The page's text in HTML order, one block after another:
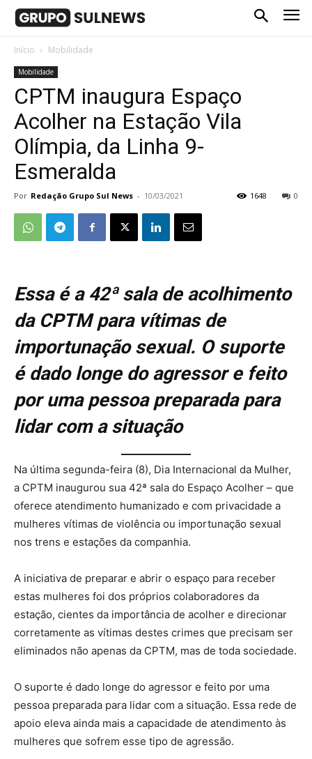
Início Mobilidade
Mobilidade
CPTM inaugura Espaço
Acolher na Estação Vila
Olímpia, da Linha 9-
Esmeralda
Por Redação Grupo Sul News - 10/03/2021 0
1648
Essa é a 42ª sala de acolhimento
da CPTM para vítimas de
importunação sexual. O suporte
é dado longe do agressor e feito
por uma pessoa preparada para
lidar com a situação
Na última segunda-feira (8), Dia Internacional da Mulher,
a CPTM inaugurou sua 42ª sala do Espaço Acolher – que
oferece atendimento humanizado e com privacidade a
mulheres vítimas de violência ou importunação sexual
nos trens e estações da companhia.
A iniciativa de preparar e abrir o espaço para receber
estas mulheres foi dos próprios colaboradores da
estação, cientes da importância de acolher e direcionar
corretamente as vítimas destes crimes que precisam ser
eliminados não apenas da CPTM, mas de toda sociedade.
O suporte é dado longe do agressor e feito por uma
pessoa preparada para lidar com a situação. Essa rede de
apoio eleva ainda mais a capacidade de atendimento às
mulheres que sofrem esse tipo de agressão.